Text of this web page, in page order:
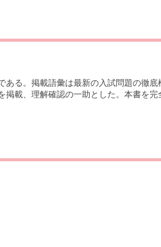
る。掲載語彙は最新の入試問題の徹
載、理解確認の一助とした。本書を